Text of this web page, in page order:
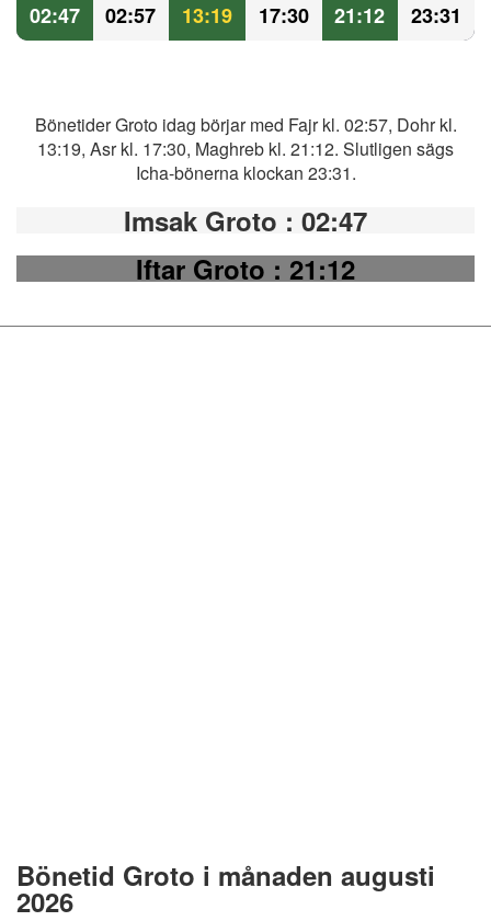
02:47 02:57 13:19 17:30 21:12 23:31
Bönetider Groto idag börjar med Fajr kl. 02:57, Dohr kl.
13:19, Asr kl. 17:30, Maghreb kl. 21:12. Slutligen sägs
Icha-bönerna klockan 23:31.
Imsak Groto : 02:47
Iftar Groto: 21:12
Bönetid Groto i månaden augusti
2026